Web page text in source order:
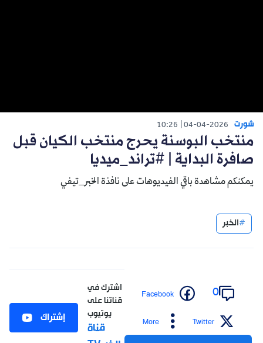
شورت 04-04-2026
10:26
منتخب البوسنة يحرج منتخب الكيان قبل
صافرة البداية | #تراند_ميديا
يمكنكم مشاهدة باقي الفيديوهات على نافذة الخبر_تيفي
الخبر
0
Facebook
Twitter
More
اشترك في
قناتنا على
يوتيوب
قناة
إشتراك